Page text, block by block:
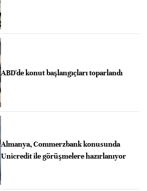
ABD'de konut başlangıçları toparlandı
Almanya, Commerzbank konusunda
Unicredit ile görüşmelere hazırlanıyor